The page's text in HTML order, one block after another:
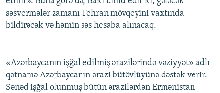
səsvermələr zamanı Tehran mövqeyini vaxtında
bildirəcək və həmin səs hesaba alınacaq.
«Azərbaycanın işğal edilmiş ərazilərində vəziyyət» adlı
qətnamə Azərbaycanın ərazi bütövlüyünə dəstək verir.
Sənəd işğal olunmuş bütün ərazilərdən Ermənistan